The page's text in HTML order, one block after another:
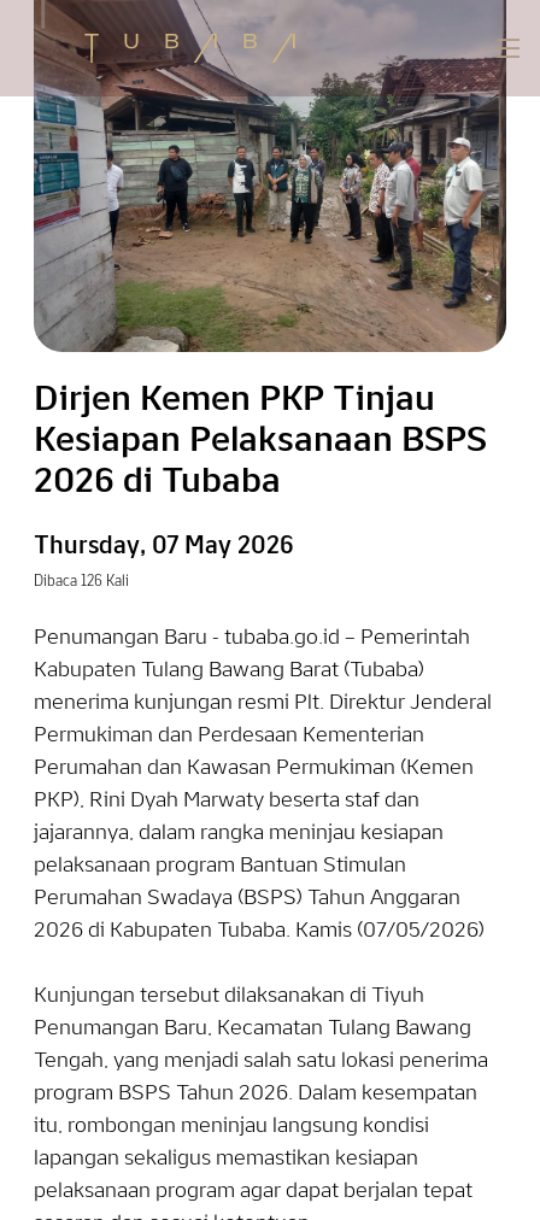
Dirjen Kemen PKP Tinjau
Kesiapan Pelaksanaan BSPS
2026 di Tubaba
Thursday, 07 May 2026
Dibaca 126 Kali
Penumangan Baru - tubaba.go.id – Pemerintah
Kabupaten Tulang Bawang Barat (Tubaba)
menerima kunjungan resmi Plt. Direktur Jenderal
Permukiman dan Perdesaan Kementerian
Perumahan dan Kawasan Permukiman (Kemen
PKP), Rini Dyah Marwaty beserta staf dan
jajarannya, dalam rangka meninjau kesiapan
pelaksanaan program Bantuan Stimulan
Perumahan Swadaya (BSPS) Tahun Anggaran
2026 di Kabupaten Tubaba. Kamis (07/05/2026)
Kunjungan tersebut dilaksanakan di Tiyuh
Penumangan Baru, Kecamatan Tulang Bawang
Tengah, yang menjadi salah satu lokasi penerima
program BSPS Tahun 2026. Dalam kesempatan
itu, rombongan meninjau langsung kondisi
lapangan sekaligus memastikan kesiapan
pelaksanaan program agar dapat berjalan tepat